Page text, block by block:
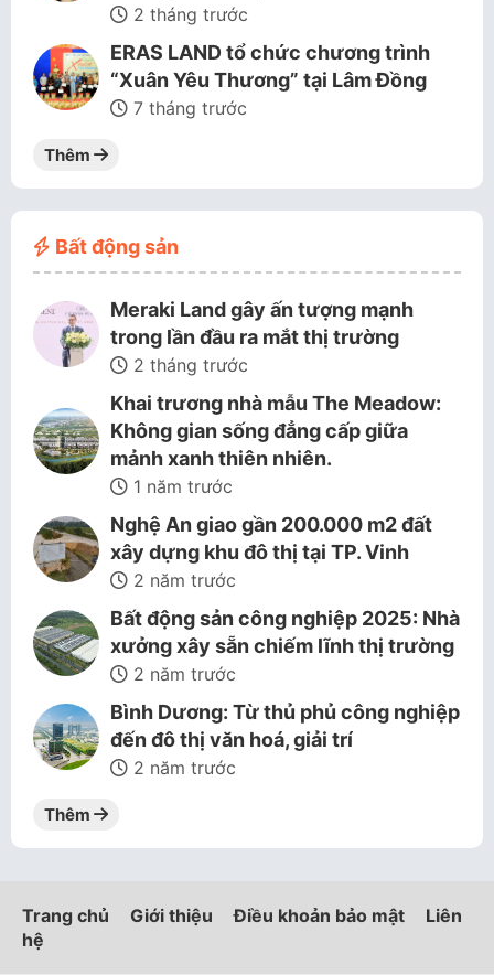
2 tháng trước
ERAS LAND tổ chức chương trình
“Xuân Yêu Thương” tại Lâm Đồng
7 tháng trước
Thêm
Bất động sản
Meraki Land gây ấn tượng mạnh
trong lần đầu ra mắt thị trường
2 tháng trước
Khai trương nhà mẫu The Meadow:
Không gian sống đẳng cấp giữa
mảnh xanh thiên nhiên.
1 năm trước
Nghệ An giao gần 200.000 m2 đất
xây dựng khu đô thị tại TP. Vinh
2 năm trước
Bất động sản công nghiệp 2025: Nhà
xưởng xây sẵn chiếm lĩnh thị trường
2 năm trước
Bình Dương: Từ thủ phủ công nghiệp
đến đô thị văn hoá, giải trí
2 năm trước
Thêm
Trang chủ Giới thiệu Điều khoản bảo mật
Liên
hệ